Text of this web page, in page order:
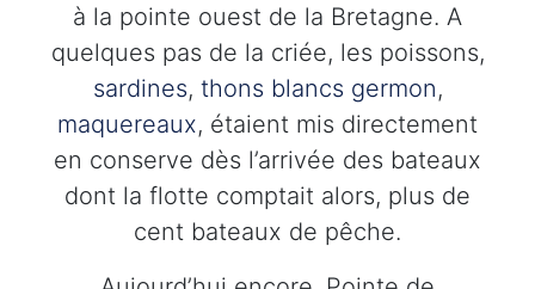
à la pointe ouest de la Bretagne. A
quelques pas de la criée, les poissons,
sardines, thons blancs germon,
maquereaux, étaient mis directement
en conserve dès l’arrivée des bateaux
dont la flotte comptait alors, plus de
cent bateaux de pêche.